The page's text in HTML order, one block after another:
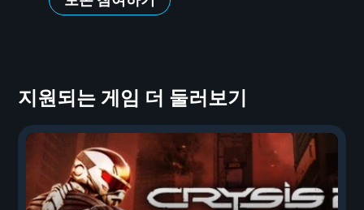
지원되는 게임 더 둘러보기